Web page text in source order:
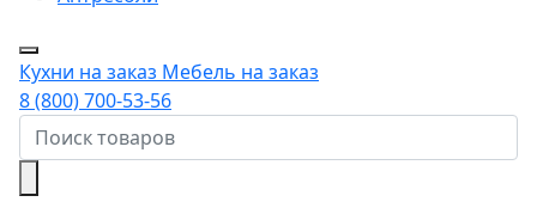
Кухни на заказ Мебель на заказ
8 (800) 700-53-56